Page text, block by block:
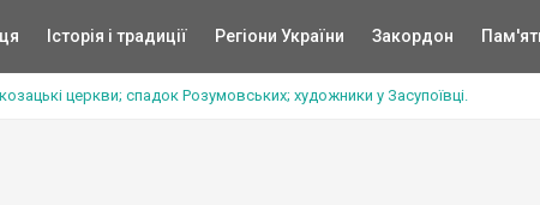
Історія і традиції Регіони України Закордон
церкви; спадок Розумовських; художники у Засупоївці.